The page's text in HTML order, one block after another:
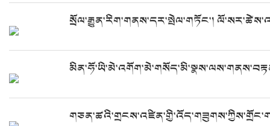
སྲོལ་རྒྱུན་རིག་གནས་དར་སྤེལ་གཏོང་།